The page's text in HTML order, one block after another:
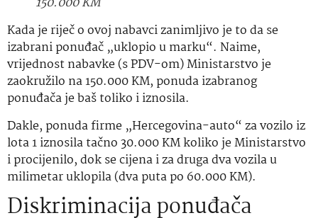
Kada je riječ o ovoj nabavci zanimljivo je to da se
izabrani ponuđač „uklopio u marku“. Naime,
vrijednost nabavke (s PDV-om) Ministarstvo je
zaokružilo na 150.000 KM, ponuda izabranog
ponuđača je baš toliko i iznosila.
Dakle, ponuda firme „Hercegovina-auto“ za vozilo iz
lota 1 iznosila tačno 30.000 KM koliko je Ministarstvo
i procijenilo, dok se cijena i za druga dva vozila u
milimetar uklopila (dva puta po 60.000 KM).
Diskriminacija ponuđača